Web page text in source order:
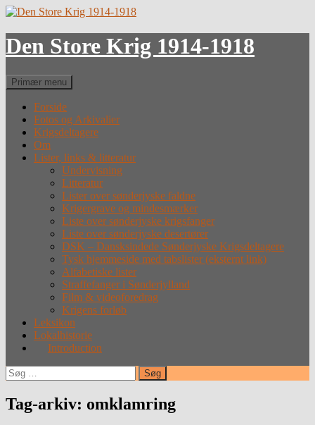
Hop
indhold
Den Store Krig 1914-1918
Søg
Primær menu
Forside
Fotos og Arkivalier
Krigsdeltagere
Om
Lister, links & litteratur
Undervisning
Litteratur
Lister over sønderjyske faldne
Krigergrave og mindesmærker
Liste over sønderjyske krigsfanger
Liste over sønderjyske desertører
DSK – Dansksindede Sønderjyske Krigsdeltagere
Tysk hjemmeside med tabslister (eksternt link)
Alfabetiske lister
Straffefanger i Sønderjylland
Film & videoforedrag
Krigens forløb
Leksikon
Lokalhistorie
Introduction
Søg
efter:
Tag-arkiv: omklamring